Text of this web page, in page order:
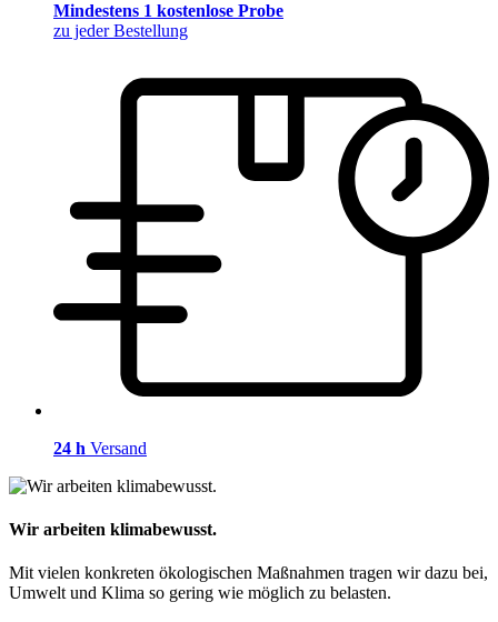
Mindestens 1 kostenlose Probe
zu jeder Bestellung
24 h Versand
Wir arbeiten klimabewusst.
Mit vielen konkreten ökologischen Maßnahmen tragen wir dazu bei,
Umwelt und Klima so gering wie möglich zu belasten.